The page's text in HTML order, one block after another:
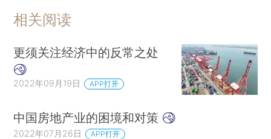
相关阅读
更须关注经济中的反常之处
2022年09月19日 APP打开
中国房地产业的困境和对策
2022年07月26日 APP打开